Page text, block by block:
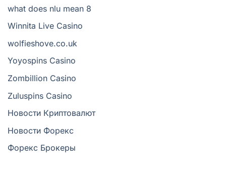
what does nlu mean 8
Winnita Live Casino
wolfieshove.co.uk
Yoyospins Casino
Zombillion Casino
Zuluspins Casino
Новости Криптовалют
Новости Форекс
Форекс Брокеры